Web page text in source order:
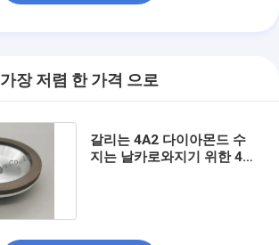
가장 저렴 한 가격 으로
갈리는 4A2 다이아몬드 수
지는 날카로와지기 위한 45